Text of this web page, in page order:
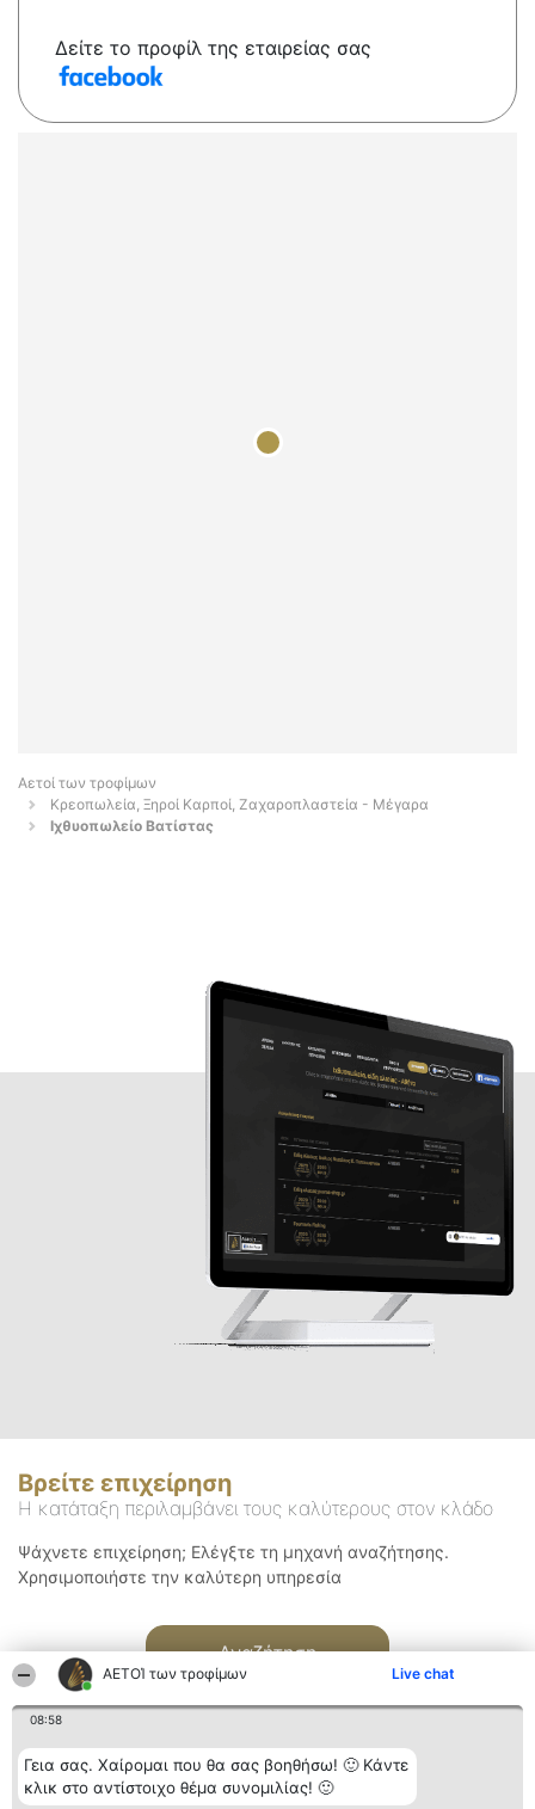
ΑΕΤΟΊ των τροφίμων Live chat
08:58
Γεια σας. Χαίρομαι που θα σας βοηθήσω! 🙂 Κάντε
κλικ στο αντίστοιχο θέμα συνομιλίας! 🙂
Δείτε το προφίλ της εταιρείας σας
Αετοί των τροφίμων
Κρεοπωλεία, Ξηροί Καρποί, Ζαχαροπλαστεία - Μέγαρα
Ιχθυοπωλείο Βατίστας
Βρείτε επιχείρηση
Η κατάταξη περιλαμβάνει τους καλύτερους στον κλάδο
Ψάχνετε επιχείρηση; Ελέγξτε τη μηχανή αναζήτησης.
Χρησιμοποιήστε την καλύτερη υπηρεσία
Αναζήτηση